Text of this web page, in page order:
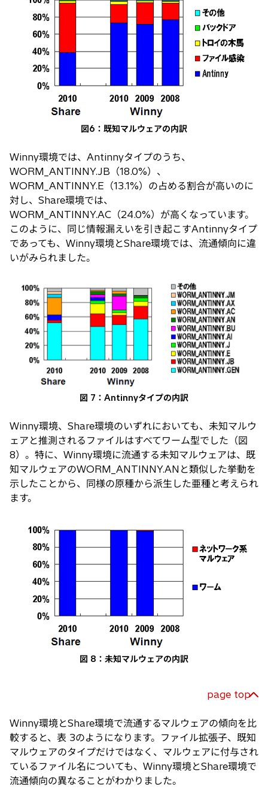
図6：既知マルウェアの内訳
Winny環境では、Antinnyタイプのうち、
WORM_ANTINNY.JB（18.0%）、
WORM_ANTINNY.E（13.1%）の占める割合が高いのに
対し、Share環境では、
WORM_ANTINNY.AC（24.0%）が高くなっています。
このように、同じ情報漏えいを引き起こすAntinnyタイプ
であっても、Winny環境とShare環境では、流通傾向に違
いがみられました。
図 7：Antinnyタイプの内訳
Winny環境、Share環境のいずれにおいても、未知マルウ
ェアと推測されるファイルはすべてワーム型でした（図
8）。特に、Winny環境に流通する未知マルウェアは、既
知マルウェアのWORM_ANTINNY.ANと類似した挙動を
示したことから、同様の原種から派生した亜種と考えられ
ます。
図 8：未知マルウェアの内訳
page top
Winny環境とShare環境で流通するマルウェアの傾向を比
較すると、表 3のようになります。ファイル拡張子、既知
マルウェアのタイプだけではなく、マルウェアに付与され
ているファイル名についても、Winny環境とShare環境で
流通傾向の異なることがわかりました。